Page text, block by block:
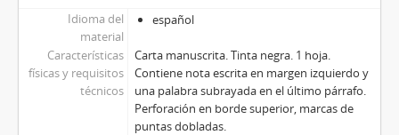
Idioma del
material
español
Características
físicas y requisitos
técnicos
Carta manuscrita. Tinta negra. 1 hoja.
Contiene nota escrita en margen izquierdo y
una palabra subrayada en el último párrafo.
Perforación en borde superior, marcas de
puntas dobladas.